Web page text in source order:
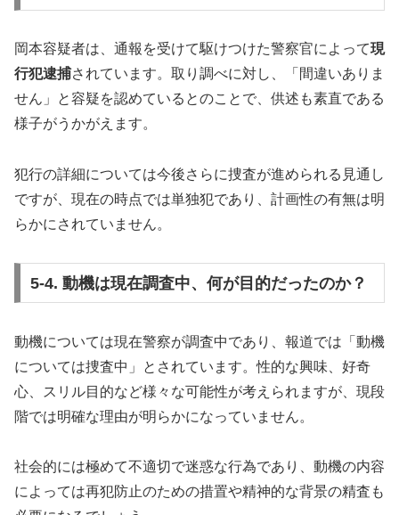
岡本容疑者は、通報を受けて駆けつけた警察官によって現
行犯逮捕されています。取り調べに対し、「間違いありま
せん」と容疑を認めているとのことで、供述も素直である
様子がうかがえます。
犯行の詳細については今後さらに捜査が進められる見通し
ですが、現在の時点では単独犯であり、計画性の有無は明
らかにされていません。
5-4. 動機は現在調査中、何が目的だったのか？
動機については現在警察が調査中であり、報道では「動機
については捜査中」とされています。性的な興味、好奇
心、スリル目的など様々な可能性が考えられますが、現段
階では明確な理由が明らかになっていません。
社会的には極めて不適切で迷惑な行為であり、動機の内容
によっては再犯防止のための措置や精神的な背景の精査も